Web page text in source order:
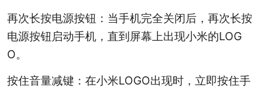
再次长按电源按钮：当手机完全关闭后，再次长按
电源按钮启动手机，直到屏幕上出现小米的LOG
O。
按住音量减键：在小米LOGO出现时，立即按住手